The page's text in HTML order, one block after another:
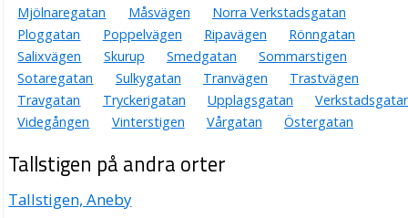
Mjölnaregatan
Måsvägen
Norra Verkstadsgatan
Ploggatan
Poppelvägen Ripavägen
Rönngatan
Salixvägen
Skurup Smedgatan
Sommarstigen
Sotaregatan
Sulkygatan Tranvägen
Trastvägen
Travgatan
Tryckerigatan Upplagsgatan
Videgången
Vinterstigen Vårgatan Östergatan
Tallstigen på andra orter
Tallstigen, Aneby